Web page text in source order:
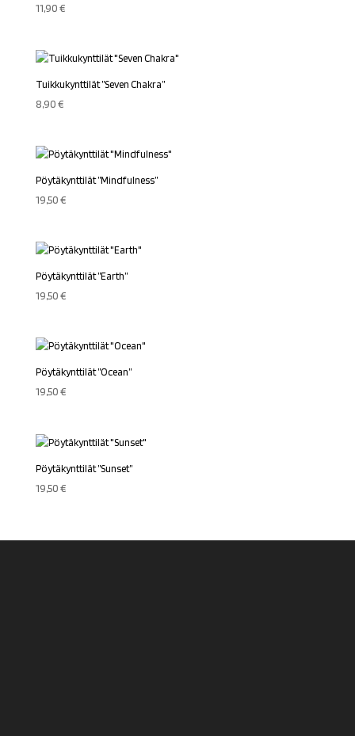
11,90€
Tuikkukynttilät ”Seven Chakra”
8,90€
Pöytäkynttilät ”Mindfulness”
19,50€
Pöytäkynttilät ”Earth”
19,50€
Pöytäkynttilät ”Ocean”
19,50€
Pöytäkynttilät ”Sunset”
19,50€